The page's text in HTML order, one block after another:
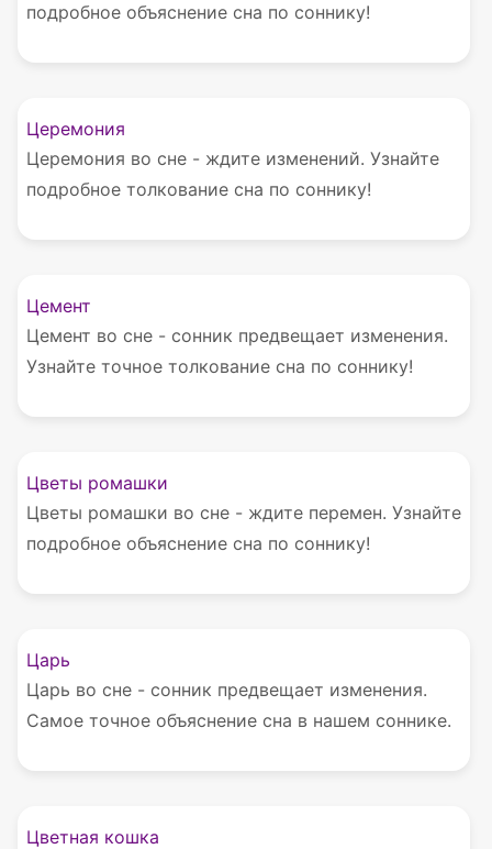
подробное объяснение сна по соннику!
Церемония
Церемония во сне - ждите изменений. Узнайте
подробное толкование сна по соннику!
Цемент
Цемент во сне - сонник предвещает изменения.
Узнайте точное толкование сна по соннику!
Цветы ромашки
Цветы ромашки во сне - ждите перемен. Узнайте
подробное объяснение сна по соннику!
Царь
Царь во сне - сонник предвещает изменения.
Самое точное объяснение сна в нашем соннике.
Цветная кошка